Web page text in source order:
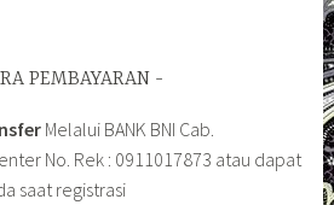
PEMBAYARAN
Melalui BANK BNI Cab.
No. Rek : 0911017873 atau dapat
saat registrasi